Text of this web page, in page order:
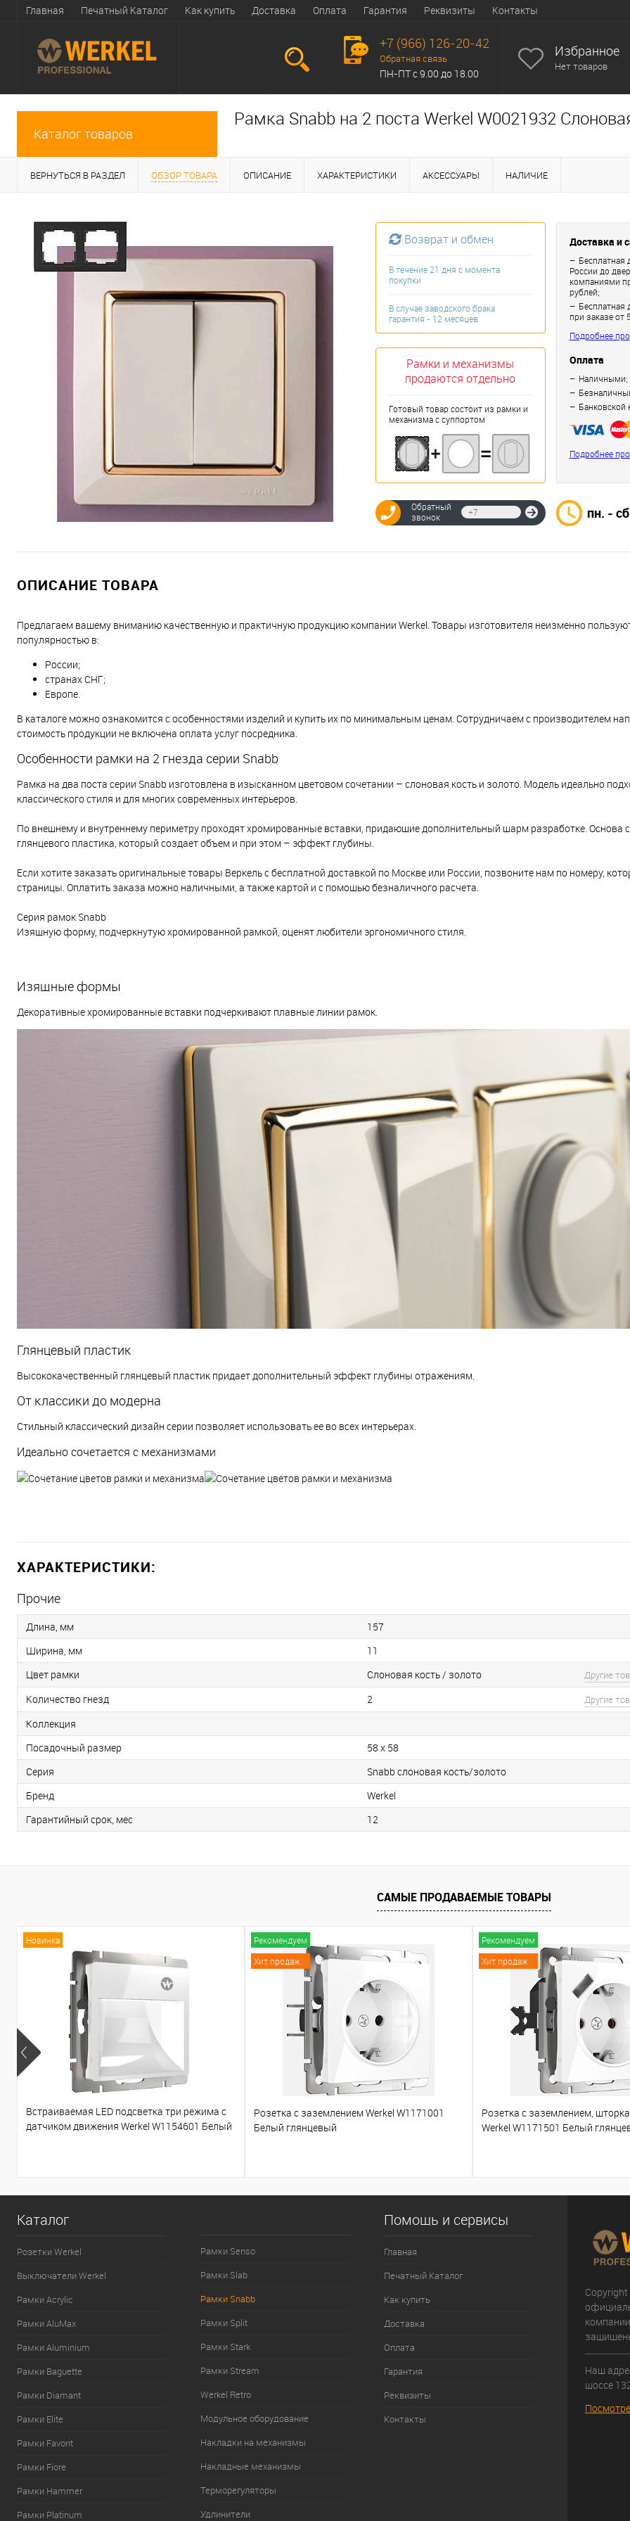
Главная Печатный Каталог Как купить Доставка Оплата Гарантия Реквизиты Контакты
+7 (966) 126-20-42
Обратная связь
ПН-ПТ с 9.00 до 18.00
Избранное
Нет товаров
Каталог товаров
Рамка Snabb на 2 поста Werkel W0021932
ВЕРНУТЬСЯ В РАЗДЕЛ ОБЗОР ТОВАРА ОПИСАНИЕ ХАРАКТЕРИСТИКИ АКСЕССУАРЫ НАЛИЧИЕ
Возврат и обмен
В течение 21 дня с момента
покупки
В случае заводского брака
гарантия - 12 месяцев
Рамки и механизмы
продаются отдельно
Готовый товар состоит из рамки и
механизма с суппортом
Доставка и
Бесплатная
России до
компаниями
рублей;
Бесплатная
при заказе от
Подробнее
Оплата
Наличными;
Банковской
Подробнее
Обратный
звонок
Отправить пн. -
ОПИСАНИЕ ТОВАРА
Предлагаем вашему вниманию качественную и практичную продукцию компании Werkel. Товары изготовителя неизменно
популярностью в:
России;
странах СНГ;
Европе.
В каталоге можно ознакомится с особенностями изделий и купить их по минимальным ценам. Сотрудничаем с производителем
стоимость продукции не включена оплата услуг посредника.
Особенности рамки на 2 гнезда серии Snabb
Рамка на два поста серии Snabb изготовлена в изысканном цветовом сочетании – слоновая кость и золото. Модель идеально
классического стиля и для многих современных интерьеров.
По внешнему и внутреннему периметру проходят хромированные вставки, придающие дополнительный шарм разработке. Основа
глянцевого пластика, который создает объем и при этом – эффект глубины.
Если хотите заказать оригинальные товары Веркель с бесплатной доставкой по Москве или России, позвоните нам по номеру,
страницы. Оплатить заказа можно наличными, а также картой и с помощью безналичного расчета.
Серия рамок Snabb
Изящную форму, подчеркнутую хромированной рамкой, оценят любители эргономичного стиля.
Изящные формы
Декоративные хромированные вставки подчеркивают плавные линии рамок.
Глянцевый пластик
Высококачественный глянцевый пластик придает дополнительный эффект глубины отражениям.
От классики до модерна
Стильный классический дизайн серии позволяет использовать ее во всех интерьерах.
Идеально сочетается с механизмами
ХАРАКТЕРИСТИКИ:
Прочие
Длина, мм
157
Ширина, мм
11
Цвет рамки
Слоновая кость / золото Другие
Количество гнезд 2 Другие
Коллекция
Посадочный размер
58 х 58
Серия
Snabb слоновая кость/золото
Бренд
Werkel
Гарантийный срок, мес
12
САМЫЕ ПРОДАВАЕМЫЕ ТОВАРЫ
Новинка
Встраиваемая LED подсветка три режима с
датчиком движения Werkel W1154601 Белый
Рекомендуем
Хит продаж
Розетка с заземлением Werkel W1171001
Белый глянцевый
Рекомендуем
Хит продаж
Розетка с заземлением,
Werkel W1171501 Белый
Каталог
Розетки Werkel
Выключатели Werkel
Рамки Acrylic
Рамки AluMax
Рамки Aluminium
Рамки Baguette
Рамки Diamant
Рамки Elite
Рамки Favorit
Рамки Fiore
Рамки Hammer
Рамки Platinum
Рамки Senso
Рамки Slab
Рамки Snabb
Рамки Split
Рамки Stark
Рамки Stream
Werkel Retro
Модульное оборудование
Накладки на механизмы
Накладные механизмы
Терморегуляторы
Удлинители
Помощь и сервисы
Главная
Печатный Каталог
Как купить
Доставка
Оплата
Гарантия
Реквизиты
Контакты
Наш
шоссе